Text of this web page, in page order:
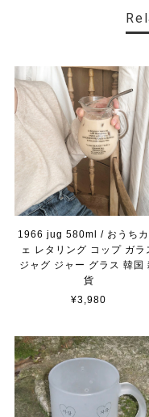
1966 jug 580ml / おうちカ
ェ レタリング コップ ガラ
ジャグ ジャー グラス 韓国
貨
¥3,980